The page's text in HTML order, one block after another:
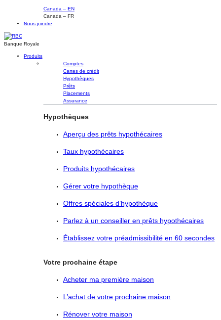
Canada – EN
Canada – FR
Nous joindre
Banque Royale
Produits
Comptes
Cartes de crédit
Hypothèques
Prêts
Placements
Assurance
Hypothèques
Aperçu des prêts hypothécaires
Taux hypothécaires
Produits hypothécaires
Gérer votre hypothèque
Offres spéciales d’hypothèque
Parlez à un conseiller en prêts hypothécaires
Établissez votre préadmissibilité en 60 secondes
Votre prochaine étape
Acheter ma première maison
L’achat de votre prochaine maison
Rénover votre maison